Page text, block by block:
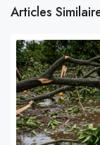
Articles